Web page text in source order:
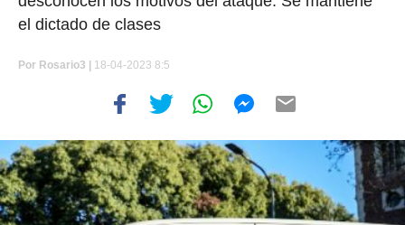
el dictado de clases
Por Rosario3 | 18-04-2023 8:5